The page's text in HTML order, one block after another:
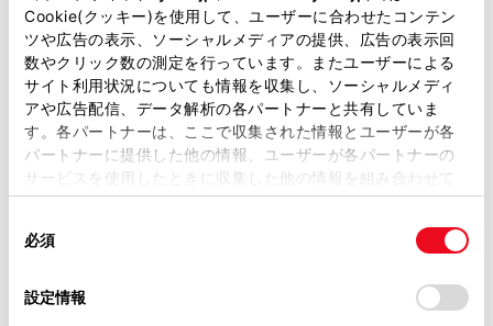
Cookie(クッキー)を使用して、ユーザーに合わせたコンテン
ツや広告の表示、ソーシャルメディアの提供、広告の表示回
数やクリック数の測定を行っています。またユーザーによる
サイト利用状況についても情報を収集し、ソーシャルメディ
アや広告配信、データ解析の各パートナーと共有していま
す。各パートナーは、ここで収集された情報とユーザーが各
パートナーに提供した他の情報、ユーザーが各パートナーの
サービスを使用したときに収集した他の情報を組み合わせて
使用することがあります。当ウェブサイトの使用を続行する
デバイスにすべてのCookie(クッキー)が保存されることに同
意したことになります。Cookie(クッキー)のオプトアウト、
必須
設定情報
この販売店のウェブサイトはこちら
営業日カレンダー